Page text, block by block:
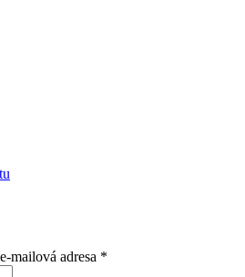
mailová adresa *